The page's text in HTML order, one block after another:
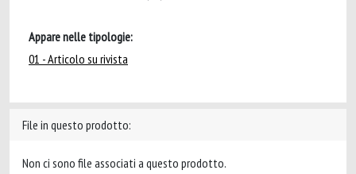
Appare nelle tipologie:
01 - Articolo su rivista
File in questo prodotto:
Non ci sono file associati a questo prodotto.